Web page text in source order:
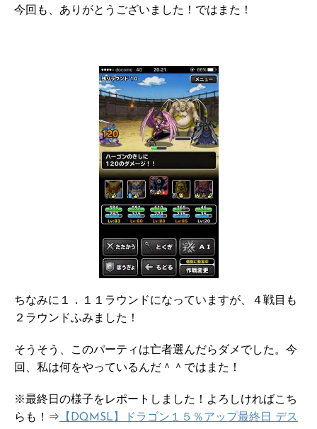
今回も、ありがとうございました！ではまた！
ちなみに１．１１ラウンドになっていますが、４戦目も
２ラウンドふみました！
そうそう、このパーティは亡者選んだらダメでした。今
回、私は何をやっているんだ＾＾ではまた！
※最終日の様子をレポートしました！よろしければこち
らも！⇒ 【DQMSL】ドラゴン１５％アップ最終日 デス